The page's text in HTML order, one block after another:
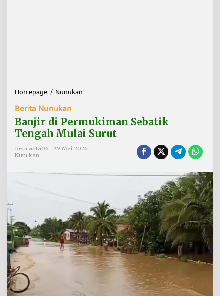
Homepage / Nunukan
j
i
r
i
m
a
n
S
e
Berita Nunukan
Banjir di Permukiman Sebatik
Tengah Mulai Surut
Benuanta06
29 Mei 2026
Nunukan